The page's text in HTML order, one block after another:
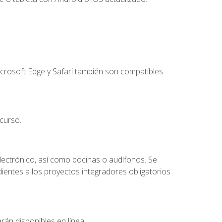
Edge y Safari también son compatibles.
así como bocinas o audífonos. Se
a los proyectos integradores obligatorios